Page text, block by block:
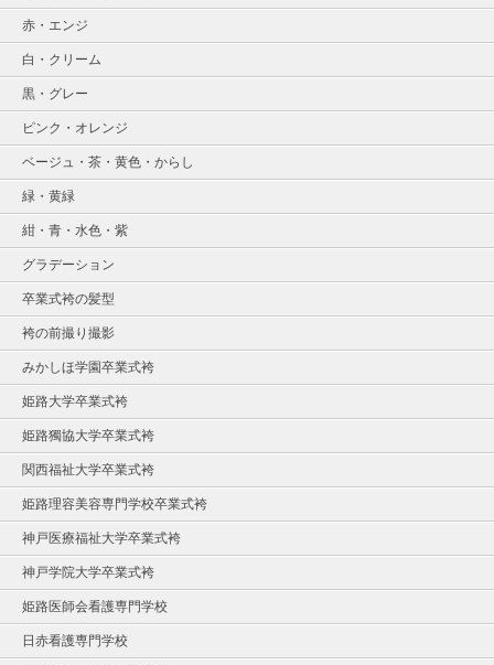
赤・エンジ
白・クリーム
黒・グレー
ピンク・オレンジ
ベージュ・茶・黄色・からし
緑・黄緑
紺・青・水色・紫
グラデーション
卒業式袴の髪型
袴の前撮り撮影
みかしほ学園卒業式袴
姫路大学卒業式袴
姫路獨協大学卒業式袴
関西福祉大学卒業式袴
姫路理容美容専門学校卒業式袴
神戸医療福祉大学卒業式袴
神戸学院大学卒業式袴
姫路医師会看護専門学校
日赤看護専門学校